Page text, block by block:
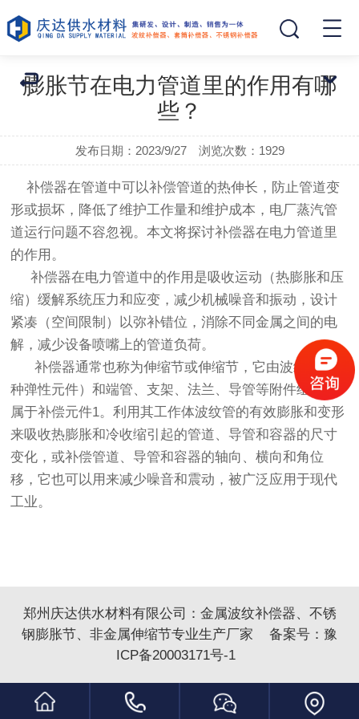
膨胀节在电力管道里的作用有哪
些？
发布日期：2023/9/27 浏览次数： 1929
补偿器在管道中可以补偿管道的热伸长，防止管道变
形或损坏，降低了维护工作量和维护成本，电厂蒸汽管
道运行问题不容忽视。本文将探讨补偿器在电力管道里
的作用。
补偿器在电力管道中的作用是吸收运动（热膨胀和压
缩）缓解系统压力和应变，减少机械噪音和振动，设计
紧凑（空间限制）以弥补错位，消除不同金属之间的电
解，减少设备喷嘴上的管道负荷。
补偿器通常也称为伸缩节或伸缩节，它由波纹管（一
种弹性元件）和端管、支架、法兰、导管等附件组成，
属于补偿元件1。利用其工作体波纹管的有效膨胀和变形
来吸收热膨胀和冷收缩引起的管道、导管和容器的尺寸
变化，或补偿管道、导管和容器的轴向、横向和角位
移，它也可以用来减少噪音和震动，被广泛应用于现代
工业。
郑州庆达供水材料有限公司： 金属波纹补偿器、 不锈
钢膨胀节、 非金属伸缩节专业生产厂家 备案号： 豫
ICP备20003171号-1